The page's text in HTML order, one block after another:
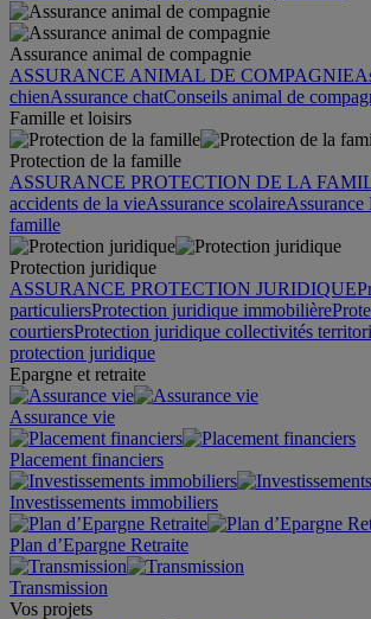
Assurance animal de compagnie
ASSURANCE ANIMAL DE COMPAGNIE
chienAssurance chatConseils animal de
Famille et loisirs
Protection de la famille
ASSURANCE PROTECTION DE LA
accidents de la vieAssurance scolaireAssurance
famille
Protection juridique
ASSURANCE PROTECTION JURIDIQUE
particuliersProtection juridique immobilière
courtiersProtection juridique collectivités
protection juridique
Epargne et retraite
Assurance vie
Placement financiers
Investissements immobiliers
Plan d’Epargne Retraite
Transmission
Vos projets